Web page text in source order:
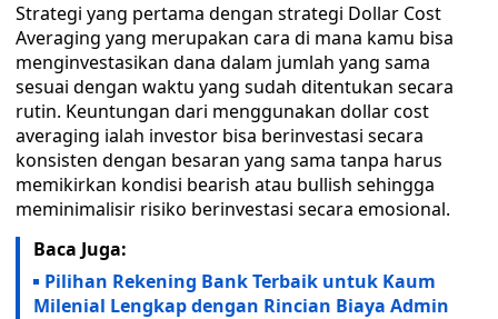
Strategi yang pertama dengan strategi Dollar Cost
Averaging yang merupakan cara di mana kamu bisa
menginvestasikan dana dalam jumlah yang sama
sesuai dengan waktu yang sudah ditentukan secara
rutin. Keuntungan dari menggunakan dollar cost
averaging ialah investor bisa berinvestasi secara
konsisten dengan besaran yang sama tanpa harus
memikirkan kondisi bearish atau bullish sehingga
meminimalisir risiko berinvestasi secara emosional.
Baca Juga:
Pilihan Rekening Bank Terbaik untuk Kaum
Milenial Lengkap dengan Rincian Biaya Admin